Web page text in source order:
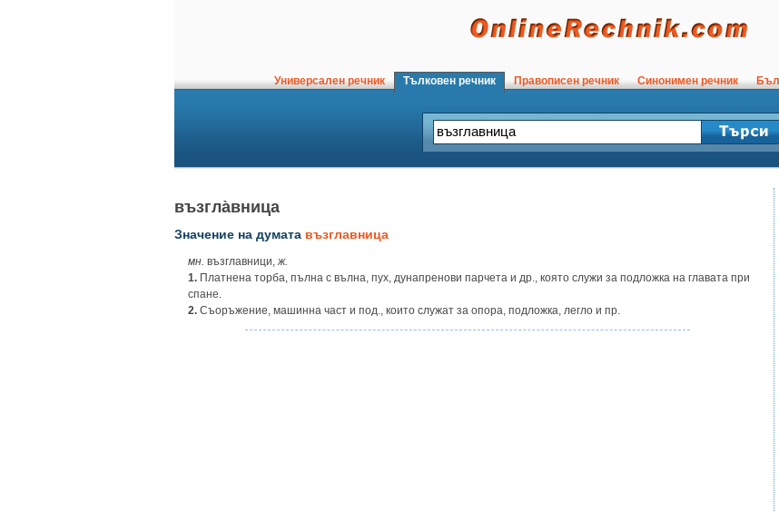
Универсален речник Тълковен речник Правописен речник Синонимен речник
възгла̀вница
Значение на думата възглавница
мн. възглавници,ж.
1. Платнена торба, пълна с вълна, пух, дунапренови парчета и др., която служи за подложка на главата при
спане.
2. Съоръжение, машинна част и под., които служат за опора, подложка, легло и пр.